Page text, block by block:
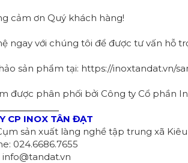
cảm ơn Quý khách hàng!
ngay với chúng tôi để được tư vấn hỗ
sản phẩm tại: https://inoxtandat.vn/
được phân phối bởi Công ty Cổ phần
CP INOX TÂN ĐẠT
sản xuất làng nghề tập trung xã Kiêu
024.6686.7655
info@tandat.vn